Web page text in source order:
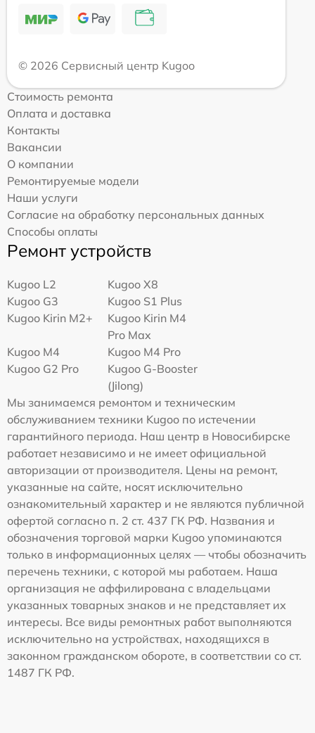
© 2026 Сервисный центр Kugoo
Стоимость ремонта
Оплата и доставка
Контакты
Вакансии
О компании
Ремонтируемые модели
Наши услуги
Согласие на обработку персональных данных
Способы оплаты
Ремонт устройств
Kugoo L2
Kugoo X8
Kugoo G3
Kugoo S1 Plus
Kugoo Kirin M2+
Kugoo Kirin M4
Pro Max
Kugoo M4
Kugoo M4 Pro
Kugoo G2 Pro
Kugoo G-Booster
(Jilong)
Мы занимаемся ремонтом и техническим
обслуживанием техники Kugoo по истечении
гарантийного периода. Наш центр в Новосибирске
работает независимо и не имеет официальной
авторизации от производителя. Цены на ремонт,
указанные на сайте, носят исключительно
ознакомительный характер и не являются публичной
офертой согласно п. 2 ст. 437 ГК РФ. Названия и
обозначения торговой марки Kugoo упоминаются
только в информационных целях — чтобы обозначить
перечень техники, с которой мы работаем. Наша
организация не аффилирована с владельцами
указанных товарных знаков и не представляет их
интересы. Все виды ремонтных работ выполняются
исключительно на устройствах, находящихся в
законном гражданском обороте, в соответствии со ст.
1487 ГК РФ.